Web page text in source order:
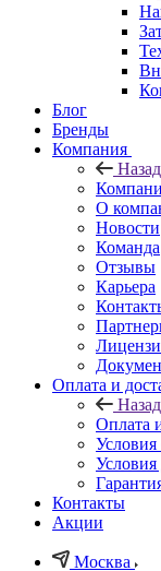
Блог
Бренды
Компания
Назад
О
Новости
Команда
Отзывы
Карьера
Оплата и
Назад
Оплата
Условия
Контакты
Акции
Москва